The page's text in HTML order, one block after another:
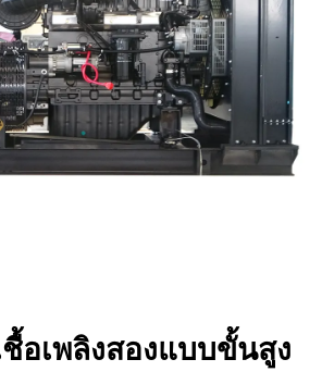
ชื้อเพลิงสองแบบขั้นสูง